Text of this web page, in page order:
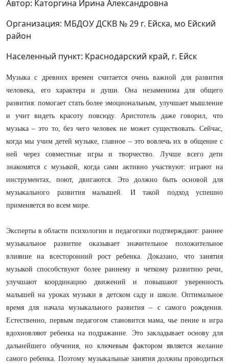
Автор: Каторгина Ирина Александровна
Организация: МБДОУ ДСКВ № 29 г. Ейска, мо Ейский
район
Населенный пункт: Краснодарский край, г. Ейск
Музыка с древних времен считается очень важной для развития
человека, его характера и души. Она незаменима для общего
развития: помогает стать более эмоциональным, улучшает мышление
и учит видеть красоту повсюду. Аристотель даже говорил, что
музыка – это то, без чего человек не может существовать. Сейчас,
когда мы учим детей музыке, главное – это вовлечь их в общение с
ней через совместные игры и творчество. Лучше всего дети
знакомятся с музыкой, когда сами активно участвуют: играют на
инструментах, поют, двигаются. Это должно быть основой для
музыкального развития малышей. И такой подход успешно
применяется во всем мире.
Эксперты в области психологии и педагогики подтверждают: раннее
музыкальное развитие оказывает значительное положительное
влияние на всесторонний рост ребенка. Доказано, что занятия
музыкой способствуют более раннему и четкому развитию речи,
улучшают координацию движений и повышают уверенность
малышей на уроках музыки в детском саду и школе. Оптимальное
время для начала музыкального развития – с самого рождения.
Естественно, первым педагогом становится мама, чье пение и игра
вдохновляют ребенка на подражание. Это закладывает основу для
дальнейшего обучения, но ключевым фактором является желание
самого ребенка. Поэтому музыкальные занятия должны проводиться